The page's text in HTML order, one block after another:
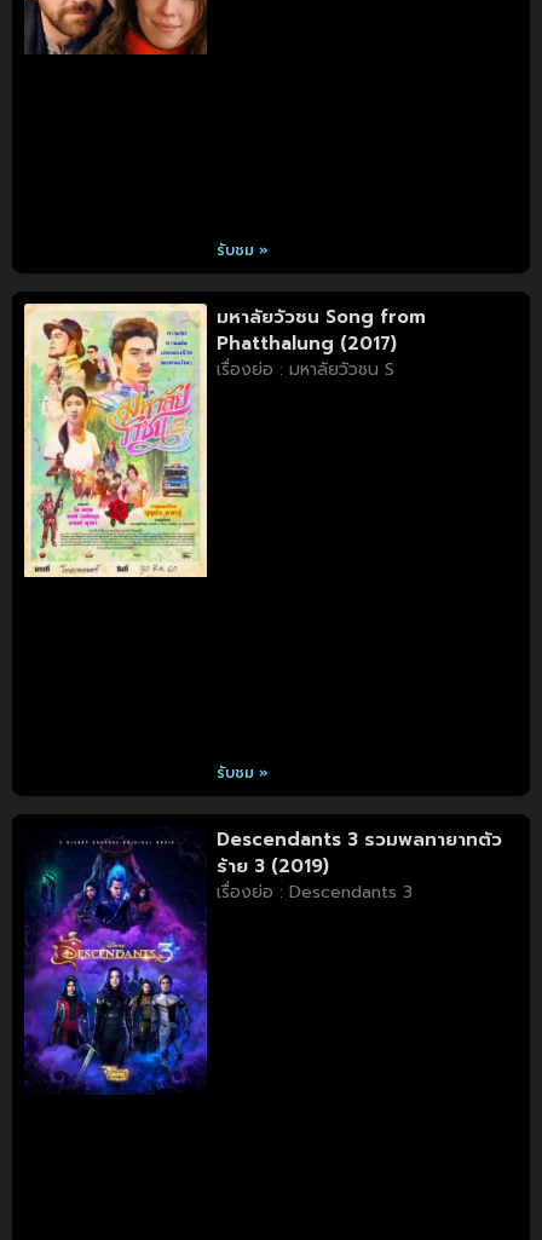
รับชม »
มหาลัยวัวชน Song from
Phatthalung (2017)
เรื่องย่อ : มหาลัยวัวชน S
รับชม »
Descendants 3 รวมพลทายาทตัว
ร้าย 3 (2019)
เรื่องย่อ : Descendants 3